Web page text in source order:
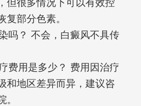
但很多情况下可以有效控
复部分色素。
吗？ 不会，白癜风不具传
费用是多少？ 费用因治疗
和地区差异而异，建议咨
。